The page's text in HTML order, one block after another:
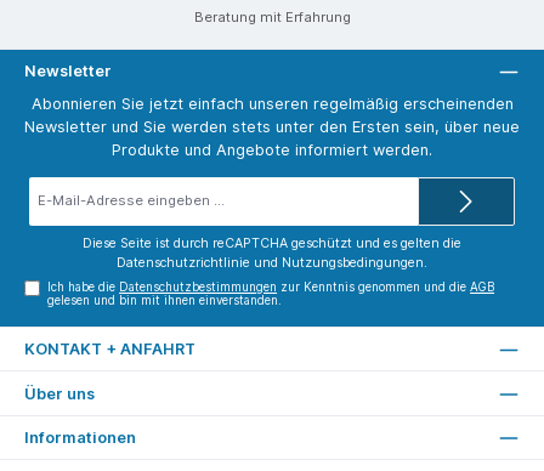
Beratung mit Erfahrung
Newsletter
Abonnieren Sie jetzt einfach unseren regelmäßig erscheinenden
Newsletter und Sie werden stets unter den Ersten sein, über neue
Produkte und Angebote informiert werden.
Diese Seite ist durch reCAPTCHA geschützt und es gelten die
Datenschutzrichtlinie und Nutzungsbedingungen
Ich habe die Datenschutzbestimmungen zur Kenntnis genommen und dieAGB
gelesen und bin mit ihnen einverstanden.
KONTAKT + ANFAHRT
Über uns
Informationen